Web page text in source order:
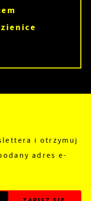
i otrzymuj
adres e-